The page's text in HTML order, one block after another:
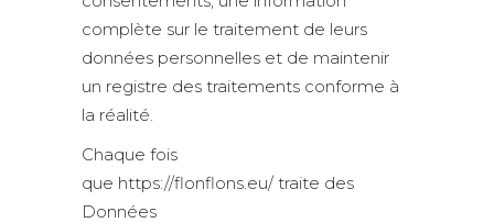
complète sur le traitement de leurs
données personnelles et de maintenir
un registre des traitements conforme à
la réalité.
Chaque fois
que https://flonflons.eu/ traite des
Données